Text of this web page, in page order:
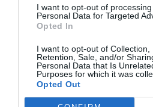
I want to opt-out of
Personal Data for Targeted
Opted In
I want to opt-out of Collection,
Retention, Sale, and/or
Personal Data that Is
Purposes for which it was
Opted Out